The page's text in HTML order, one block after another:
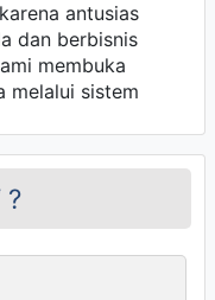
antusias
dan berbisnis
membuka
melalui sistem
?